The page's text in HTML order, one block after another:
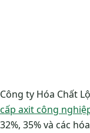
Công ty Hóa Chất
cấp axit công
32%, 35% và các